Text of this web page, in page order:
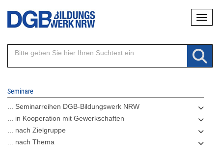
Direkt
Inhalt
Seminare
... Seminarreihen DGB-Bildungswerk NRW
... in Kooperation mit Gewerkschaften
... nach Zielgruppe
... nach Thema